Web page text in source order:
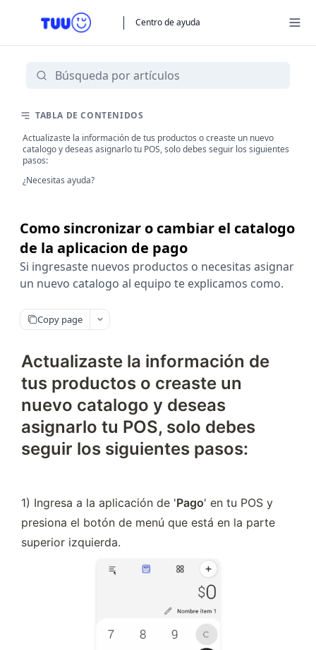
Centro de ayuda
Como sincronizar o cambiar el catalogo
de la aplicacion de pago
Si ingresaste nuevos productos o necesitas asignar
un nuevo catalogo al equipo te explicamos como.
Copy page
Actualizaste la información de
tus productos o creaste un
nuevo catalogo y deseas
asignarlo tu POS, solo debes
seguir los siguientes pasos:
1) Ingresa a la aplicación de 'Pago' en tu POS y
presiona el botón de menú que está en la parte
superior izquierda.
TABLA DE CONTENIDOS
Actualizaste la información de tus productos o creaste un nuevo
catalogo y deseas asignarlo tu POS, solo debes seguir los siguientes
pasos:
¿Necesitas ayuda?